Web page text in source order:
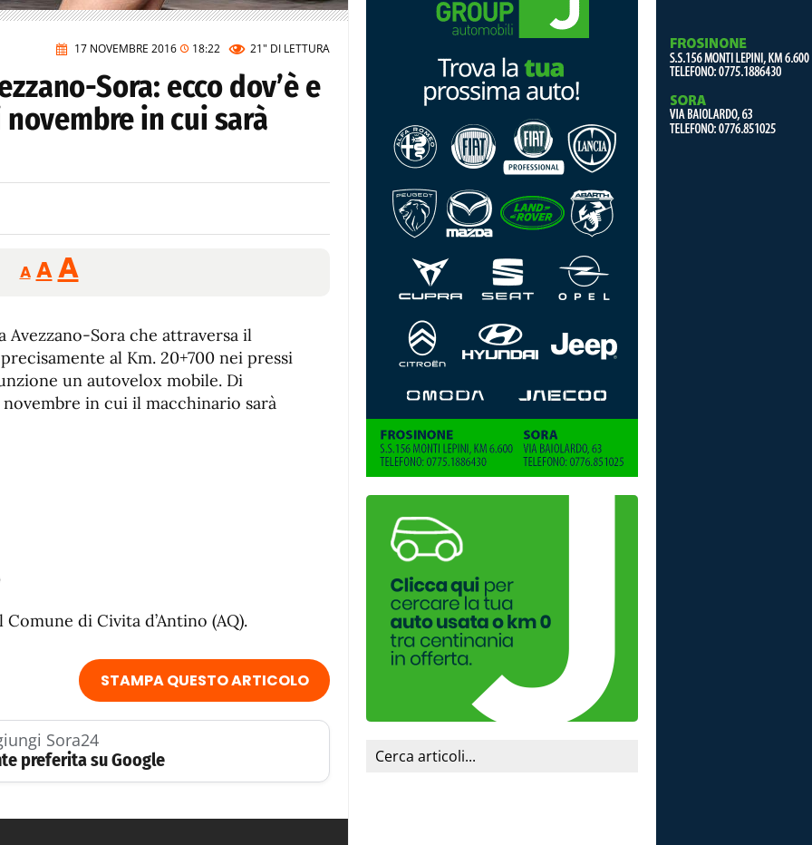
17 NOVEMBRE 2016 18:22 21" DI LETTURA
Sora: ecco dov’è e
in cui sarà
A
Reducir
tamaño
A Restablecer
tamaño
fuente
AAumentar
de
fuente.
Sora che attraversa il
al Km. 20+700 nei pressi
un autovelox mobile. Di
in cui il macchinario sarà
di Civita d’Antino (AQ).
STAMPA QUESTO ARTICOLO
Sora24
preferita su Google